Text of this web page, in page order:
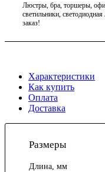
Люстры, бра, торшеры,
светильники,
заказ!
Характеристики
Как купить
Оплата
Доставка
Размеры
Длина, мм